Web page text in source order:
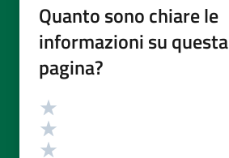
Quanto sono chiare le
informazioni su questa
pagina?
Valutazione